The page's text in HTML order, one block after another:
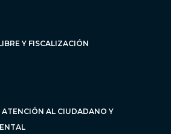
Y FISCALIZACIÓN
ATENCIÓN AL CIUDADANO Y